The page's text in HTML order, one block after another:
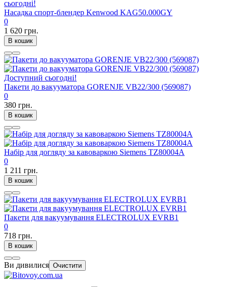
сьогодні!
Насадка спорт-блендер Kenwood KAG50.000GY
0
1 620 грн.
В кошик
Доступний сьогодні!
Пакети до вакууматора GORENJE VB22/300 (569087)
0
380 грн.
В кошик
Набір для догляду за кавоваркою Siemens TZ80004A
0
1 211 грн.
В кошик
Пакети для вакуумування ELECTROLUX EVRB1
0
718 грн.
В кошик
Ви дивилися Очистити